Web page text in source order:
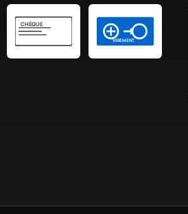
CHÈQUE
VIREMENT